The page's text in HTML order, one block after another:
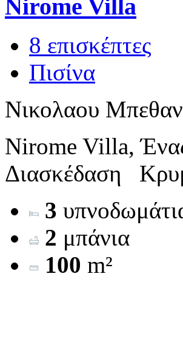
Nirome Villa
8 επισκέπτες
Πισίνα
Νικολαου
Nirome Villa,
Διασκέδαση
3
2 μπάνια
100 m²